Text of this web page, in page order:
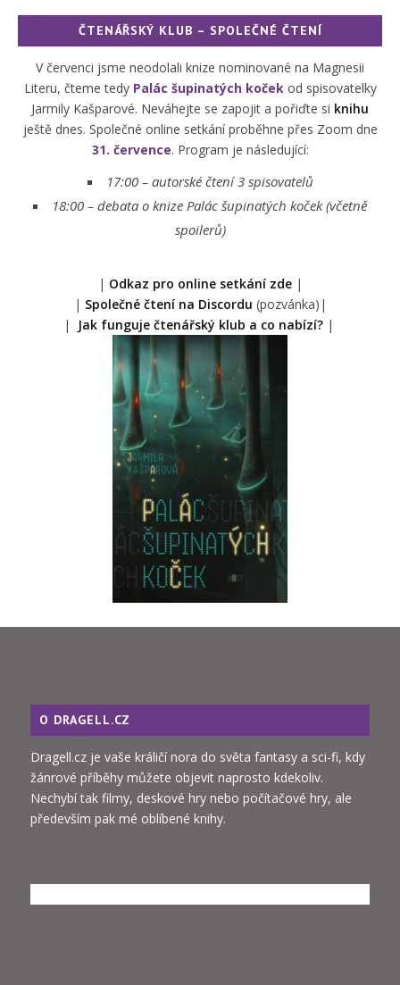
ČTENÁŘSKÝ KLUB – SPOLEČNÉ ČTENÍ
V červenci jsme neodolali knize nominované na Magnesii
Literu, čteme tedy Palác šupinatých koček od spisovatelky
Jarmily Kašparové. Neváhejte se zapojit a pořiďte si knihu
ještě dnes. Společné online setkání proběhne přes Zoom dne
31. července. Program je následující:
17:00 – autorské čtení 3 spisovatelů
18:00 – debata o knize Palác šupinatých koček (včetně
spoilerů)
| Odkaz pro online setkání zde|
| Společné čtení na Discordu (pozvánka)|
|
Jak funguje čtenářský klub a co nabízí?|
O DRAGELL.CZ
Dragell.cz je vaše králičí nora do světa fantasy a sci-fi, kdy
žánrové příběhy můžete objevit naprosto kdekoliv.
Nechybí tak filmy, deskové hry nebo počítačové hry, ale
především pak mé oblíbené knihy.